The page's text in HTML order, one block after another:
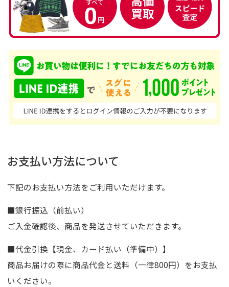
お支払い方法について
下記のお支払い方法をご利用いただけます。
■銀行振込（前払い）
ご入金確認後、商品を発送させていただきます。
■代金引換【現金、カード払い（準備中）】
商品お届けの際に商品代金と送料（一律800円）をお支払
いください。